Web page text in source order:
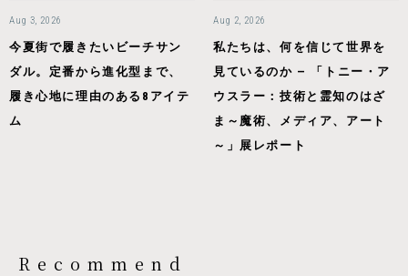
Aug 3, 2026
今夏街で履きたいビーチサン
ダル。定番から進化型まで、
履き心地に理由のある8アイテ
ム
Aug 2, 2026
私たちは、何を信じて世界を
見ているのか — 「トニー・ア
ウスラー：技術と霊知のはざ
ま～魔術、メディア、アート
～」展レポート
Recommend